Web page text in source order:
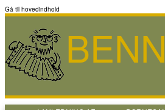
Gå til hovedindhold